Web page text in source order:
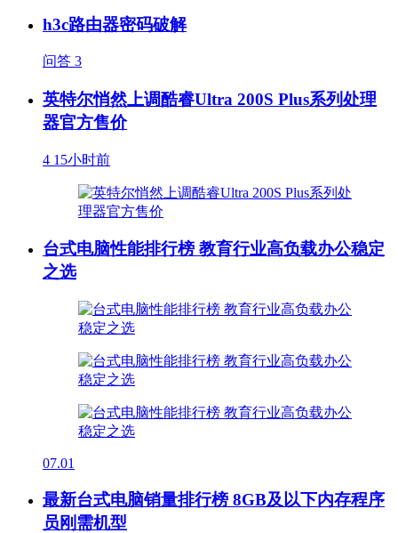
h3c路由器密码破解
问答 3
英特尔悄然上调酷睿Ultra 200S Plus系列处理
器官方售价
4 15小时前
台式电脑性能排行榜 教育行业高负载办公稳定
之选
07.01
最新台式电脑销量排行榜 8GB及以下内存程序
员刚需机型